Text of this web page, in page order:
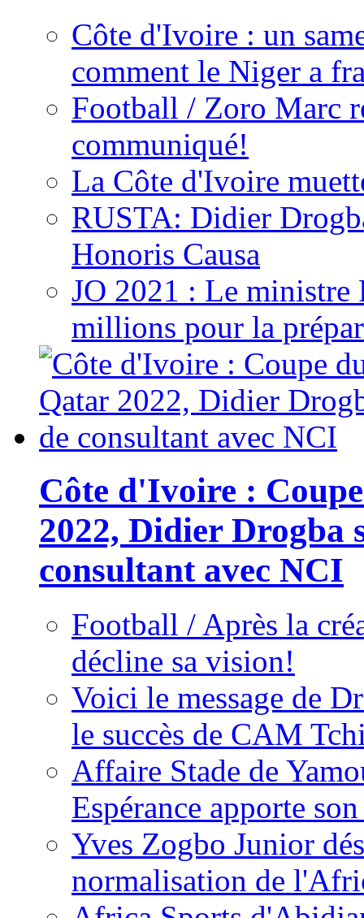
Côte d'Ivoire : un
comment le Niger a
Football / Zoro Marc
communiqué!
La Côte d'Ivoire
RUSTA: Didier
Honoris Causa
JO 2021 : Le ministre
millions pour la
Côte d'Ivoire :
2022, Didier Drogba
consultant avec NCI
Football / Après la
décline sa vision!
Voici le message de
le succès de CAM
Affaire Stade de
Espérance apporte
Yves Zogbo Junior
normalisation de